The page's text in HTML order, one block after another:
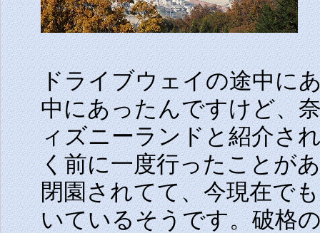
ドライブウェイの途中に
中にあったんですけど、
ィズニーランドと紹介さ
く前に一度行ったことが
閉園されてて、今現在で
いているそうです。破格